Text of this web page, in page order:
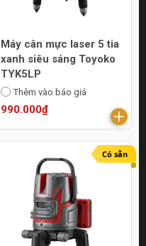
Máy cân mực laser 5 tia
xanh siêu sáng Toyoko
TYK5LP
Thêm vào báo giá
990.000₫
Có sẵn